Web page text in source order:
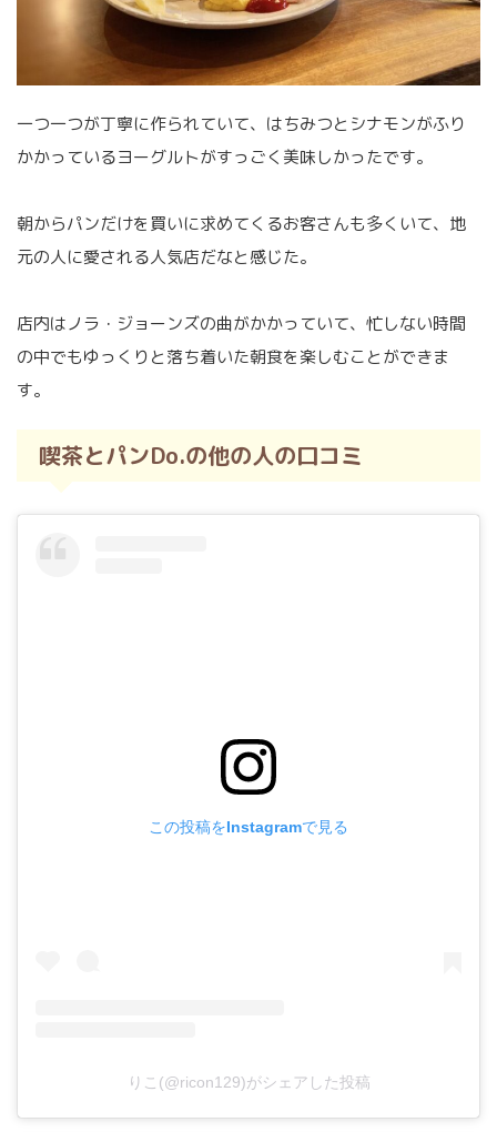
一つ一つが丁寧に作られていて、はちみつとシナモンがふり
かかっているヨーグルトがすっごく美味しかったです。
朝からパンだけを買いに求めてくるお客さんも多くいて、地
元の人に愛される人気店だなと感じた。
店内はノラ・ジョーンズの曲がかかっていて、忙しない時間
の中でもゆっくりと落ち着いた朝食を楽しむことができま
す。
喫茶とパンDo.の他の人の口コミ
この投稿をInstagramで見る
りこ(@ricon129)がシェアした投稿